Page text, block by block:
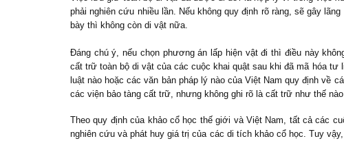
phải nghiên cứu nhiều lần. Nếu không quy định rõ ràng, sẽ gây
bày thì không còn di vật nữa.
Đáng chú ý, nếu chọn phương án lấp hiện vật đi thì điều này
cất trữ toàn bộ di vật của các cuộc khai quật sau khi đã mã hóa tư
luật nào hoặc các văn bản pháp lý nào của Việt Nam quy định về
các viện bảo tàng cất trữ, nhưng không ghi rõ là cất trữ như thế
Theo quy định của khảo cổ học thế giới và Việt Nam, tất cả các
nghiên cứu và phát huy giá trị của các di tích khảo cổ học. Tuy